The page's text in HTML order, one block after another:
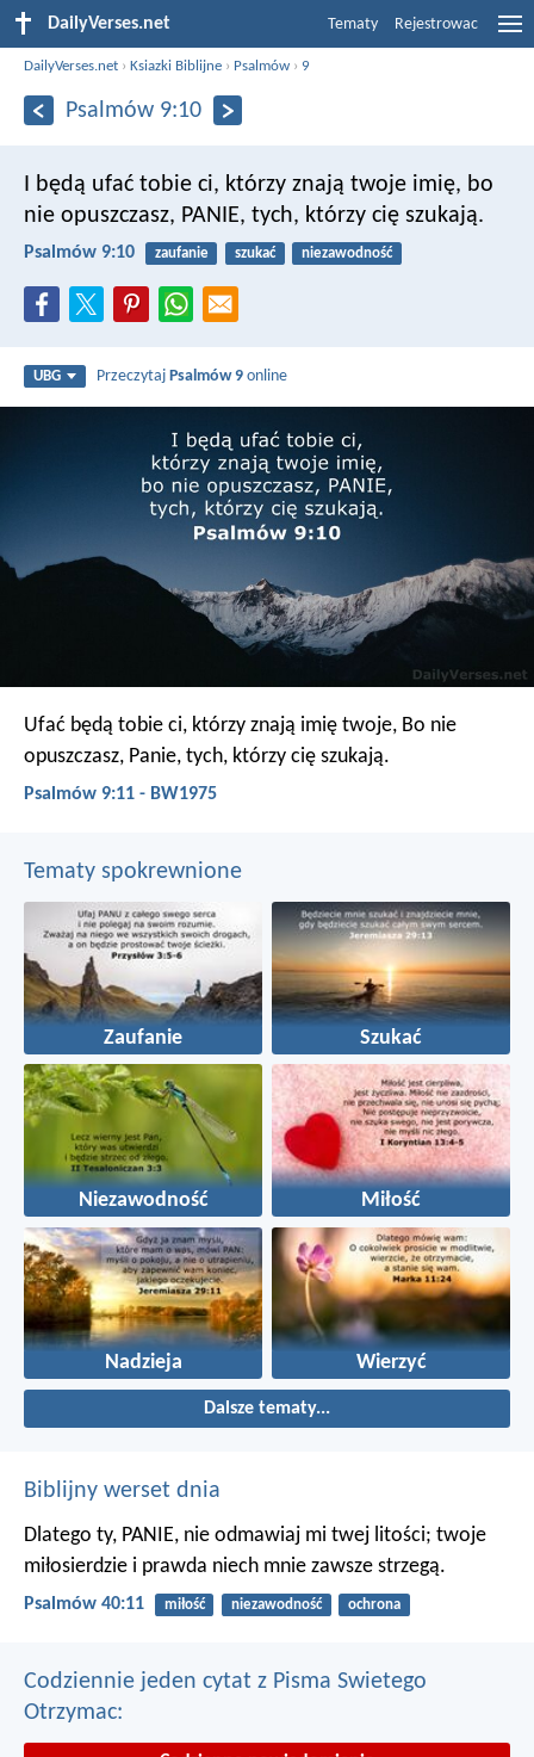
DailyVerses.net Tematy Rejestrowac
DailyVerses.net ›Ksiazki Biblijne › Psalmów › 9
Psalmów 9:10
I będą ufać tobie ci, którzy znają twoje imię, bo
nie opuszczasz, PANIE, tych, którzy cię szukają.
Psalmów 9:10 zaufanie szukać niezawodność
UBG PrzeczytajPsalmów 9 online
Ufać będą tobie ci, którzy znają imię twoje, Bo nie
opuszczasz, Panie, tych, którzy cię szukają.
Psalmów 9:11 - BW1975
Tematy spokrewnione
Zaufanie Szukać
Niezawodność Miłość
Nadzieja Wierzyć
Dalsze tematy...
Biblijny werset dnia
Dlatego ty, PANIE, nie odmawiaj mi twej litości; twoje
miłosierdzie i prawda niech mnie zawsze strzegą.
Psalmów 40:11 miłość niezawodność ochrona
Codziennie jeden cytat z Pisma Swietego
Otrzymac: